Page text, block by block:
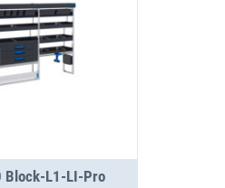
Block-L1-LI-Pro